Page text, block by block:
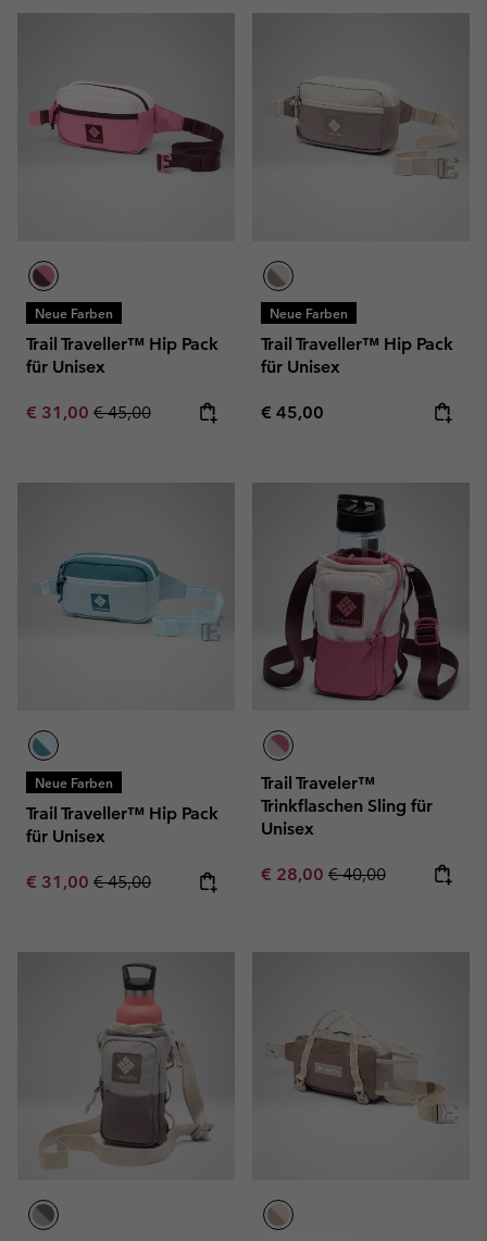
Neue Farben
Trail Traveller™ Hip Pack
für Unisex
Sale price:
€ 31,00 Regular price:
€ 45,00
Neue Farben
Trail Traveller™ Hip Pack
für Unisex
Regular price:
€ 45,00
Neue Farben
Trail Traveller™ Hip Pack
für Unisex
Sale price:
€ 31,00 Regular price:
€ 45,00
Trail Traveler™
Trinkflaschen Sling für
Unisex
Sale price:
€ 28,00 Regular price:
€ 40,00